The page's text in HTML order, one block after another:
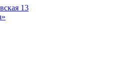
13